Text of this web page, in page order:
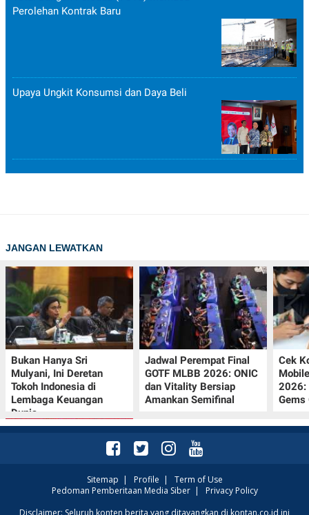
Perolehan Kontrak Baru
Upaya Ungkit Konsumsi dan Daya Beli
JANGAN LEWATKAN
Bukan Hanya Sri
Mulyani, Ini Deretan
Tokoh Indonesia di
Lembaga Keuangan
Dunia
Jadwal Perempat Final
GOTF MLBB 2026: ONIC
dan Vitality Bersiap
Amankan Semifinal
Cek
2026:
Gems
Promo JSM Superindo
Sitemap | Profile | Term of Use
Pedoman Pemberitaan Media Siber| Privacy Policy
Disclaimer: Seluruh konten berita yang ditayangkan di kontan.co.id ini